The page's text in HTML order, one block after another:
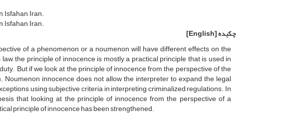
Isfahan, Iran.
Isfahan, Iran.
چکیده[English]
of a phenomenon or a noumenon will have different effects on the
the principle of innocence is mostly a practical principle that is used in
But if we look at the principle of innocence from the perspective of the
innocence does not allow the interpreter to expand the legal
using subjective criteria in interpreting criminalized regulations. In
that looking at the principle of innocence from the perspective of a
principle of innocence has been strengthened.